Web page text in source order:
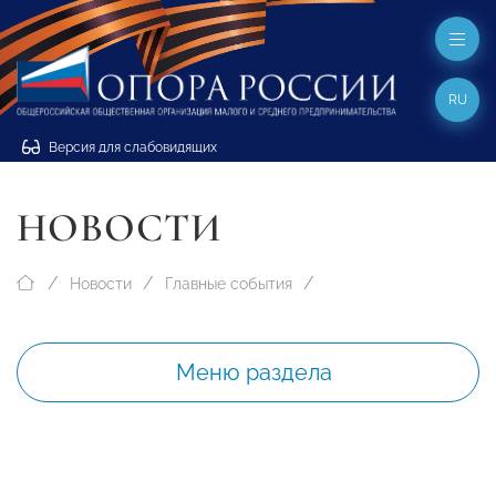
Версия для слабовидящих
RU
НОВОСТИ
Новости Главные события
Меню раздела